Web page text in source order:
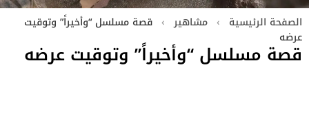
الصفحة الرئيسية › مشاهير › قصة مسلسل “وأخيراً” وتوقيت
عرضه
قصة مسلسل “وأخيراً” وتوقيت عرضه